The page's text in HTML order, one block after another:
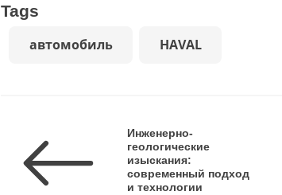
Tags
автомобиль HAVAL
Инженерно-
геологические
изыскания:
современный подход
и технологии